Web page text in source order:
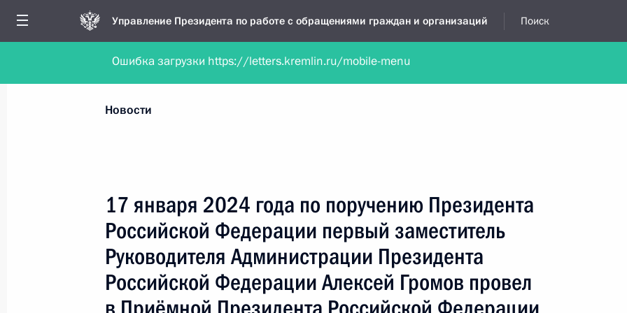
Управление Президента по работе с обращениями граждан и организаций Поиск
Обратиться в форме электронного документа Обратиться в устной форме
Все новости
Все руководители, регионы, города и темы
Новости
17 января 2024 года по поручению Президента
Российской Федерации первый заместитель
Руководителя Администрации Президента
Российской Федерации Алексей Громов провел
Ошибка загрузки https://letters.kremlin.ru/mobile-menu